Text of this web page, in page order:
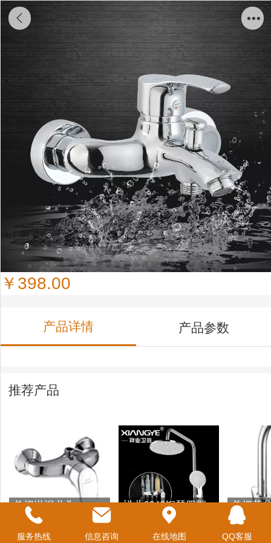
XY6025祥业柯罗三联冷热水淋浴龙头
￥398.00
产品详情 产品参数
推荐产品
单把淋浴龙头
祥业6240钢琴四档
顶喷花洒套装
单把菜
服务热线 信息咨询 在线地图 QQ客服